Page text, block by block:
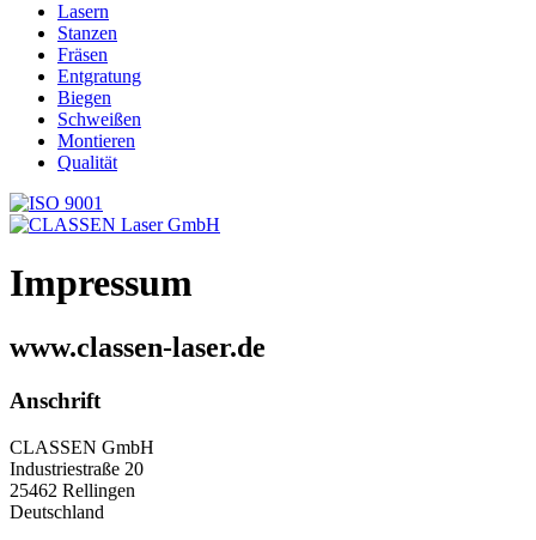
Lasern
Stanzen
Fräsen
Entgratung
Biegen
Schweißen
Montieren
Qualität
Impressum
www.classen-laser.de
Anschrift
CLASSEN GmbH
Industriestraße 20
25462 Rellingen
Deutschland